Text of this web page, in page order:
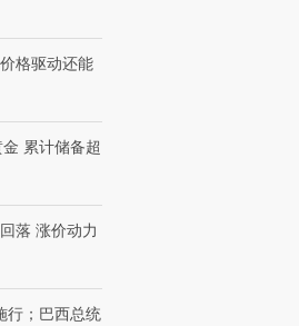
格驱动还能
累计储备超
落 涨价动力
行；巴西总统